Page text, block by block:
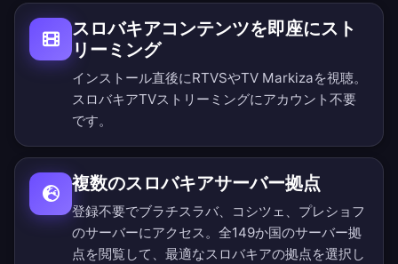
スロバキアコンテンツを即座にスト
リーミング
インストール直後にRTVSやTV Markizaを視聴。
スロバキアTVストリーミングにアカウント不要
です。
複数のスロバキアサーバー拠点
登録不要でブラチスラバ、コシツェ、プレショフ
のサーバーにアクセス。 全149か国のサーバー拠
点を閲覧 して、最適なスロバキアの拠点を選択し